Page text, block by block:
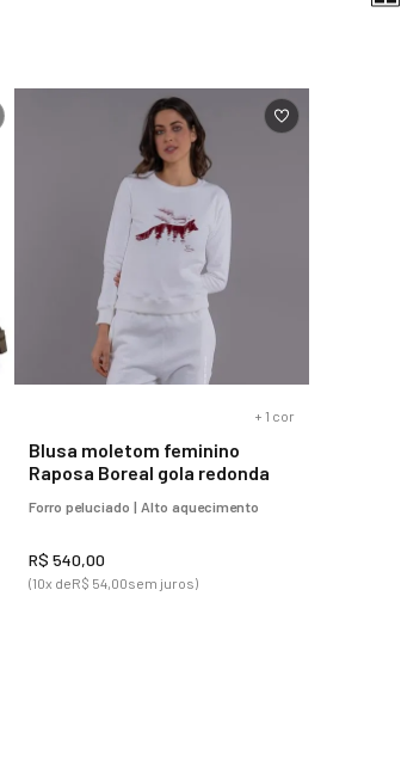
+ 1 cor
Blusa moletom feminino
Raposa Boreal gola redonda
Forro peluciado | Alto aquecimento
R$ 540,00
(10x deR$ 54, 00sem juros)